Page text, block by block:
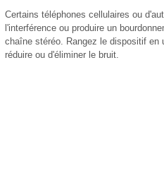
Certains téléphones cellulaires ou
l'interférence ou produire un
chaîne stéréo. Rangez le dispositif en
réduire ou d'éliminer le bruit.